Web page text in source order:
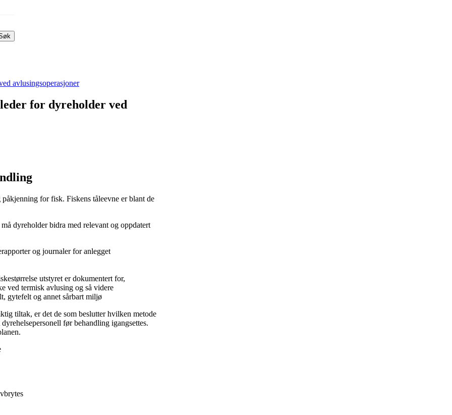
avlusingsoperasjoner
for dyreholder ved
for fisk. Fiskens tåleevne er blant de
dyreholder bidra med relevant og oppdatert
og journaler for anlegget
utstyret er dokumentert for,
ved termisk avlusing og så videre
gytefelt og annet sårbart miljø
tiltak, er det de som beslutter hvilken metode
før behandling igangsettes.